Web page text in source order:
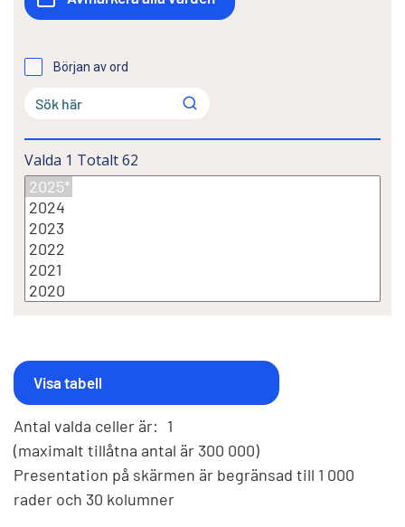
Början av ord
Valda 1 Totalt62
Antal valda celler är: 1
(maximalt tillåtna antal är 300 000)
Presentation på skärmen är begränsad till 1 000
rader och 30 kolumner